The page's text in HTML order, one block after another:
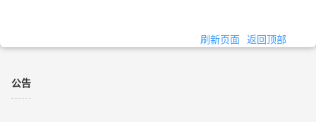
刷新页面 返回顶部
公告